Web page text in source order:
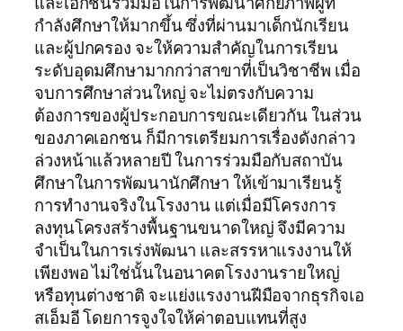
กำลังศึกษาให้มากขึ้น ซึ่งที่ผ่านมาเด็กนักเรียน
และผู้ปกครอง จะให้ความสำคัญในการเรียน
ระดับอุดมศึกษามากกว่าสาขาที่เป็นวิชาชีพ เมื่อ
จบการศึกษาส่วนใหญ่ จะไม่ตรงกับความ
ต้องการของผู้ประกอบการขณะเดียวกัน ในส่วน
ของภาคเอกชน ก็มีการเตรียมการเรื่องดังกล่าว
ล่วงหน้าแล้วหลายปี ในการร่วมมือกับสถาบัน
ศึกษาในการพัฒนานักศึกษา ให้เข้ามาเรียนรู้
การทำงานจริงในโรงงาน แต่เมื่อมีโครงการ
ลงทุนโครงสร้างพื้นฐานขนาดใหญ่ จึงมีความ
จำเป็นในการเร่งพัฒนา และสรรหาแรงงานให้
เพียงพอ ไม่ใช่นั้นในอนาคตโรงงานรายใหญ่
หรือทุนต่างชาติ จะแย่งแรงงานฝีมือจากธุรกิจเอ
สเอ็มอี โดยการจูงใจให้ค่าตอบแทนที่สูง